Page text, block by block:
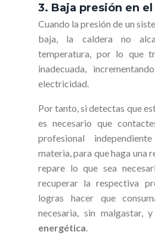
3. Baja presión en
Cuando la presión de un
baja, la caldera no
temperatura, por lo que
inadecuada,
electricidad.
Por tanto, si detectas que
es necesario que
profesional
materia, para que haga una
repare lo que sea
recuperar la respectiva
logras hacer que
necesaria, sin malgastar, y
energética.